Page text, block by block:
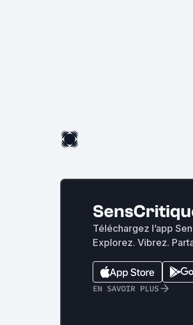
Téléchargez l’app
Explorez. Vibrez.
EN SAVOIR PLUS